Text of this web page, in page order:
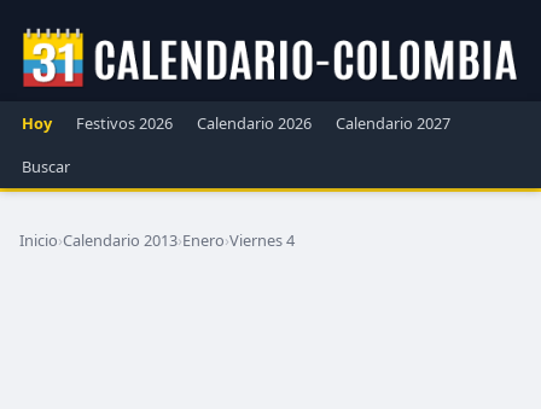
Hoy Festivos 2026 Calendario 2026
Calendario 2027
Buscar
Inicio›Calendario 2013›Enero›Viernes 4